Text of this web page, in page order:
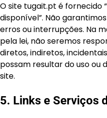
O site tugait.pt é fornecido
disponível”. Não
erros ou interrupções. Na
pela lei, não seremos
diretos, indiretos,
possam resultar do uso ou
site.
5. Links e Serviços